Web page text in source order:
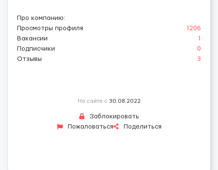
Про компанию:
Просмотры профиля
1206
Вакансии
1
Подписчики
0
Отзывы
3
На сайте с 30.08.2022
Заблокировать
Пожаловаться
Поделиться